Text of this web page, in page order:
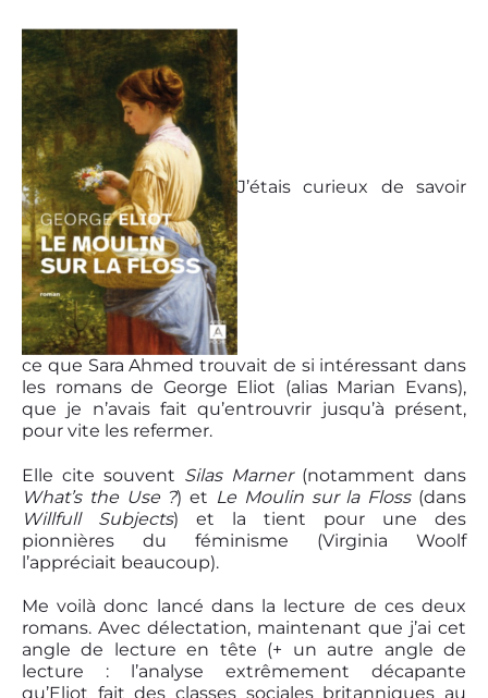
J’étais curieux de savoir
ce que Sara Ahmed trouvait de si intéressant dans
les romans de George Eliot (alias Marian Evans),
que je n’avais fait qu’entrouvrir jusqu’à présent,
pour vite les refermer.
Elle cite souvent Silas Marner(notamment dans
What’s the Use ?) et Le Moulin sur la Floss(dans
Willfull Subjects) et la tient pour une des
pionnières du féminisme (Virginia Woolf
l’appréciait beaucoup).
Me voilà donc lancé dans la lecture de ces deux
romans. Avec délectation, maintenant que j’ai cet
angle de lecture en tête (+ un autre angle de
lecture : l’analyse extrêmement décapante
qu’Eliot fait des classes sociales britanniques au